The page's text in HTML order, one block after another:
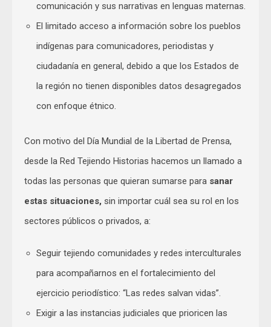
comunicación y sus narrativas en lenguas maternas.
El limitado acceso a información sobre los pueblos
indígenas para comunicadores, periodistas y
ciudadanía en general, debido a que los Estados de
la región no tienen disponibles datos desagregados
con enfoque étnico.
Con motivo del Día Mundial de la Libertad de Prensa,
desde la Red Tejiendo Historias hacemos un llamado a
todas las personas que quieran sumarse para sanar
estas situaciones, sin importar cuál sea su rol en los
sectores públicos o privados, a:
Seguir tejiendo comunidades y redes interculturales
para acompañarnos en el fortalecimiento del
ejercicio periodístico: “Las redes salvan vidas”.
Exigir a las instancias judiciales que prioricen las